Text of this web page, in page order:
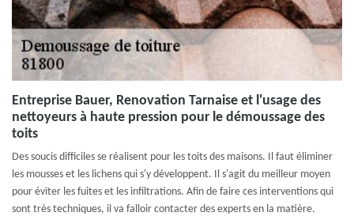
Entreprise Bauer, Renovation Tarnaise et l'usage des
nettoyeurs à haute pression pour le démoussage des
toits
Des soucis difficiles se réalisent pour les toits des maisons. Il faut éliminer
les mousses et les lichens qui s'y développent. Il s'agit du meilleur moyen
pour éviter les fuites et les infiltrations. Afin de faire ces interventions qui
sont très techniques, il va falloir contacter des experts en la matière.